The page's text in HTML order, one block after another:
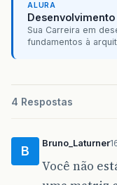
ALURA
Sua Carreira em
fundamentos à
4 Respostas
B
Bruno_Laturner
Você não